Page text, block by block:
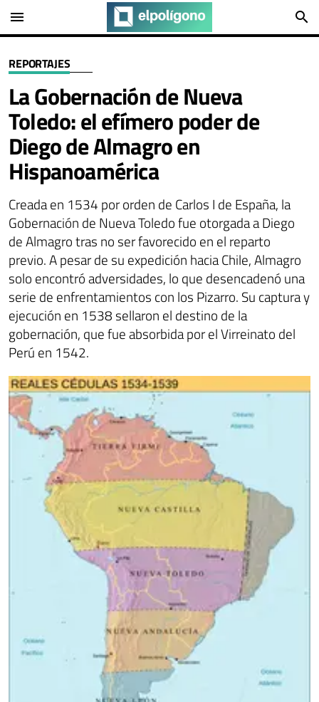
menu search
REPORTAJES
La Gobernación de Nueva
Toledo: el efímero poder de
Diego de Almagro en
Hispanoamérica
Creada en 1534 por orden de Carlos I de España, la
Gobernación de Nueva Toledo fue otorgada a Diego
de Almagro tras no ser favorecido en el reparto
previo. A pesar de su expedición hacia Chile, Almagro
solo encontró adversidades, lo que desencadenó una
serie de enfrentamientos con los Pizarro. Su captura y
ejecución en 1538 sellaron el destino de la
gobernación, que fue absorbida por el Virreinato del
Perú en 1542.